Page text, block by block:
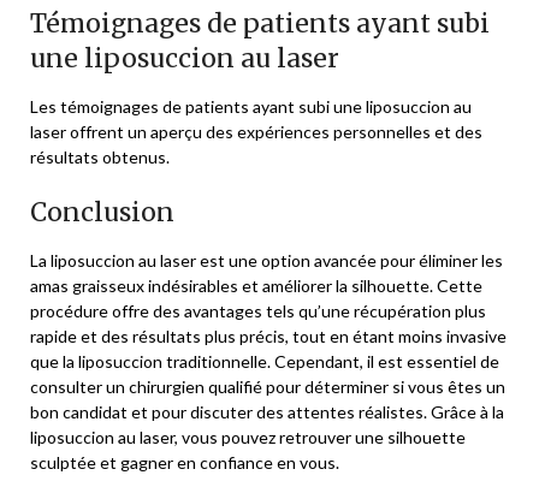
Témoignages de patients ayant subi
une liposuccion au laser
Les témoignages de patients ayant subi une liposuccion au
laser offrent un aperçu des expériences personnelles et des
résultats obtenus.
Conclusion
La liposuccion au laser est une option avancée pour éliminer les
amas graisseux indésirables et améliorer la silhouette. Cette
procédure offre des avantages tels qu’une récupération plus
rapide et des résultats plus précis, tout en étant moins invasive
que la liposuccion traditionnelle. Cependant, il est essentiel de
consulter un chirurgien qualifié pour déterminer si vous êtes un
bon candidat et pour discuter des attentes réalistes. Grâce à la
liposuccion au laser, vous pouvez retrouver une silhouette
sculptée et gagner en confiance en vous.